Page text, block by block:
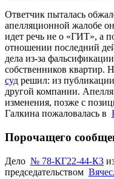
Ответчик пыталась
апелляционной жалобе
идет речь не о «ГИТ», а
отношении последний
дела из-за
собственников квартир.
суд решил: из
другой компании.
изменения, позже с
Галкина пожаловалась в
Порочащего
Дело № 78-КГ22-44-К3
председательством